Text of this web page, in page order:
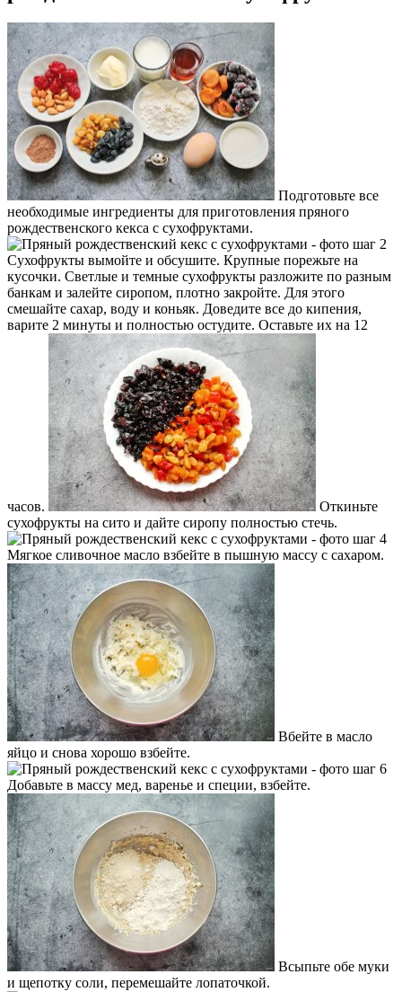
Подготовьте все
необходимые ингредиенты для приготовления пряного
рождественского кекса с сухофруктами.
Сухофрукты вымойте и обсушите. Крупные порежьте на
кусочки. Светлые и темные сухофрукты разложите по разным
банкам и залейте сиропом, плотно закройте. Для этого
смешайте сахар, воду и коньяк. Доведите все до кипения,
варите 2 минуты и полностью остудите. Оставьте их на 12
часов.
Откиньте
сухофрукты на сито и дайте сиропу полностью стечь.
Мягкое сливочное масло взбейте в пышную массу с сахаром.
Вбейте в масло
яйцо и снова хорошо взбейте.
Добавьте в массу мед, варенье и специи, взбейте.
Всыпьте обе муки
и щепотку соли, перемешайте лопаточкой.